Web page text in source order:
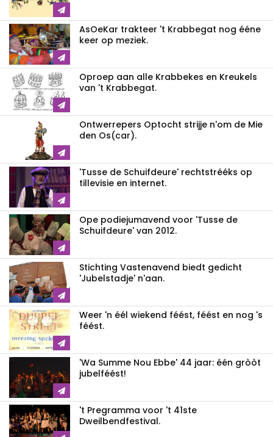
AsOeKar trakteer 't Krabbegat nog ééne
keer op meziek.
Oproep aan alle Krabbekes en Kreukels
van 't Krabbegat.
Ontwerrepers Optocht strijje n'om de Mie
den Os(car).
'Tusse de Schuifdeure' rechtstrééks op
tillevisie en internet.
Ope podiejumavend voor 'Tusse de
Schuifdeure' van 2012.
Stichting Vastenavend biedt gedicht
'Jubelstadje' n'aan.
Weer 'n éél wiekend féést, féést en nog 's
féést.
'Wa Summe Nou Ebbe' 44 jaar: één gròòt
jubelféést!
't Pregramma voor 't 41ste
Dweilbendfestival.